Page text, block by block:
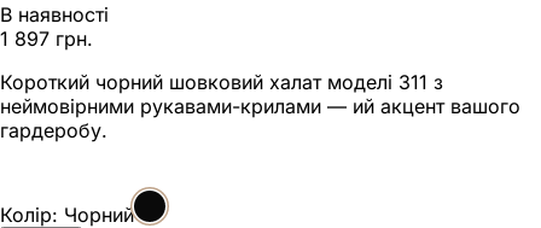
В наявності
1 897 грн.
Короткий чорний шовковий халат моделі 311 з
неймовірними рукавами-крилами — ий акцент вашого
гардеробу.
Колір: Чорний